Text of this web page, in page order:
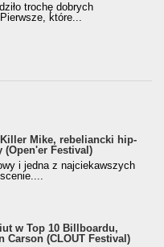
trochę dobrych
które...
Mike, rebeliancki hip-
Festival)
i jedna z najciekawszych
w Top 10 Billboardu,
Carson (CLOUT Festival)